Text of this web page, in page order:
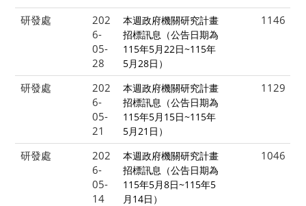
研發處
202
6-
05-
28
本週政府機關研究計畫
招標訊息（公告日期為
115年5月22日~115年
5月28日）
1146
研發處
202
6-
05-
21
本週政府機關研究計畫
招標訊息（公告日期為
115年5月15日~115年
5月21日）
1129
研發處
202
6-
05-
14
本週政府機關研究計畫
招標訊息（公告日期為
115年5月8日~115年5
月14日）
1046